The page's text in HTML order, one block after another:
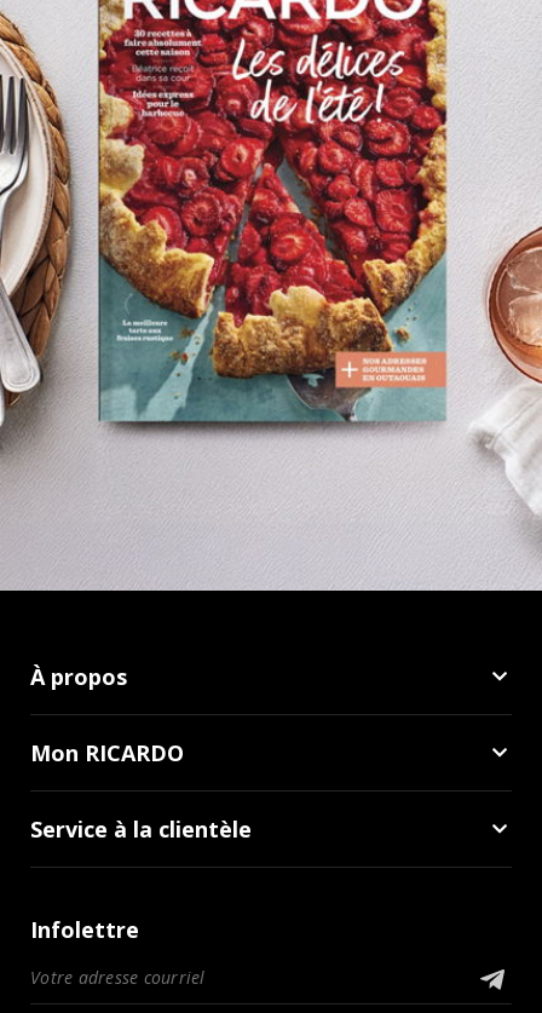
À propos
Mon RICARDO
Service à la clientèle
Infolettre